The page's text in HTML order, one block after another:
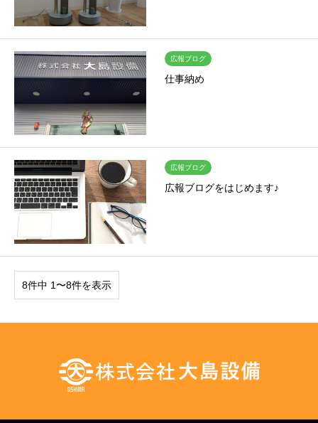
広報ブログ
仕事納め
広報ブログ
広報ブログをはじめます♪
8件中 1〜8件を表示